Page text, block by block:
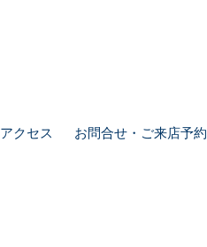
アクセス お問合せ・ご来店予約